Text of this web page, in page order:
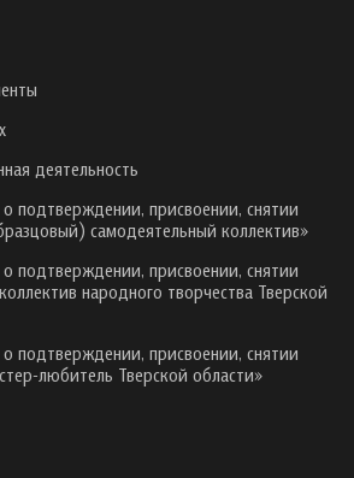
деятельность
подтверждении, присвоении, снятии
самодеятельный коллектив»
подтверждении, присвоении, снятии
народного творчества Тверской
подтверждении, присвоении, снятии
любитель Тверской области»